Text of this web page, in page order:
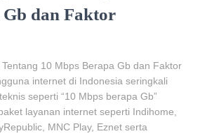
dan Faktor
10 Mbps Berapa Gb dan Faktor
internet di Indonesia seringkali
seperti “10 Mbps berapa Gb”
layanan internet seperti Indihome,
MNC Play, Eznet serta